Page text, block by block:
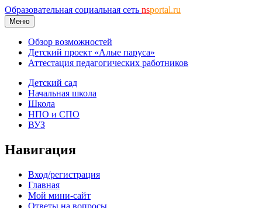
Образовательная социальная сеть nsportal.ru
Меню
Обзор возможностей
Детский проект «Алые паруса»
Аттестация педагогических работников
Детский сад
Начальная школа
Школа
НПО и СПО
ВУЗ
Навигация
Вход/регистрация
Главная
Мой мини-сайт
Ответы на вопросы